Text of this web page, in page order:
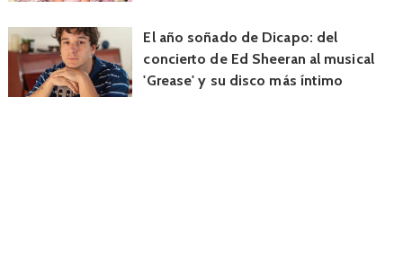
El año soñado de Dicapo: del
concierto de Ed Sheeran al musical
'Grease' y su disco más íntimo